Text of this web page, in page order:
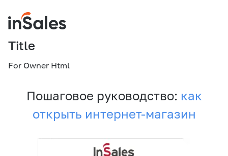
Title
For Owner Html
Пошаговое руководство: как
открыть интернет-магазин